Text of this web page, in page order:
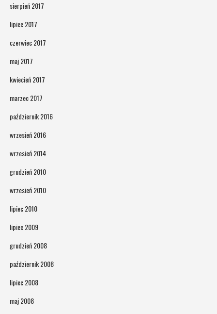
sierpień 2017
lipiec 2017
czerwiec 2017
maj 2017
kwiecień 2017
marzec 2017
październik 2016
wrzesień 2016
wrzesień 2014
grudzień 2010
wrzesień 2010
lipiec 2010
lipiec 2009
grudzień 2008
październik 2008
lipiec 2008
maj 2008